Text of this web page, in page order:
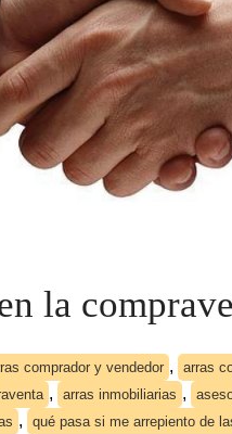
la
comprador y vendedor , arras
, arras inmobiliarias ,
, qué pasa si me arrepiento de